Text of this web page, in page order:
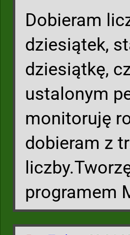
Dobieram
dziesiątek,
dziesiątkę,
ustalonym
monitoruję
dobieram z
programem